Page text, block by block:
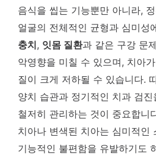
음식을 씹는 기능뿐만 아니라,
얼굴의 전체적인 균형과 심미성
충치, 잇몸 질환과 같은 구강 문
악영향을 미칠 수 있으며, 치아
질이 크게 저하될 수 있습니다.
양치 습관과 정기적인 치과 검
철저히 관리하는 것이 중요합니
치아나 변색된 치아는 심미적인
기능적인 불편함을 유발하기도